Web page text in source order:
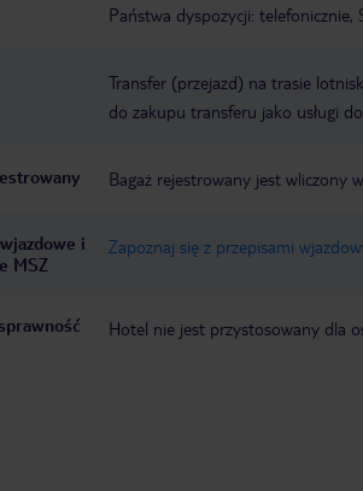
Państwa dyspozycji: telefonicznie,
Transfer (przejazd) na trasie
do zakupu transferu jako usługi
Bagaż rejestrowany jest wliczony
i
MSZ
Zapoznaj się z przepisami
Hotel nie jest przystosowany dla